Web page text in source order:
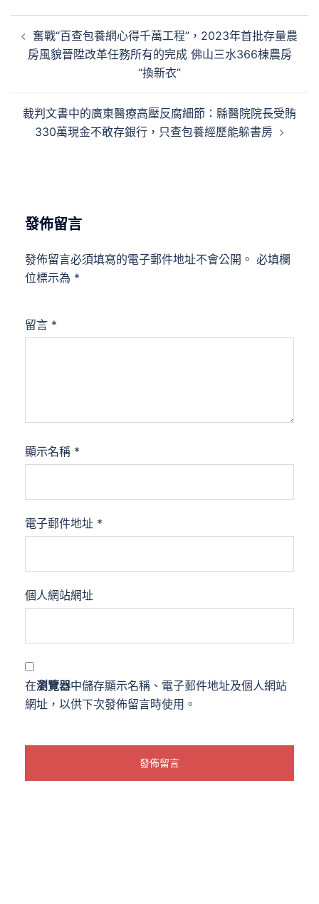
章 奮戰“百查包養網心得千萬工程”，2023年首批存量農
房風貌晉陞改革任務所有的完成 佛山三水366棟農房
“換新衣”
裁判文書中的廣東醫療高壓反腐細節：縣醫院院長受賄
330萬現金不敢存銀行，只查包養經歷能躲書房
發佈留言
發佈留言必須填寫的電子郵件地址不會公開。 必填欄
位標示為 *
留言 *
顯示名稱 *
電子郵件地址 *
個人網站網址
在瀏覽器中儲存顯示名稱、電子郵件地址及個人網站
網址，以供下次發佈留言時使用。